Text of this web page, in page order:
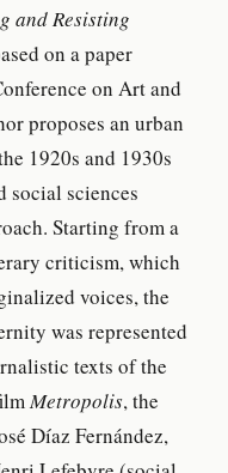
and Resisting
on a paper
on Art and
proposes an urban
1920s and 1930s
social sciences
Starting from a
criticism, which
voices, the
was represented
texts of the
Metropolis, the
Díaz Fernández,